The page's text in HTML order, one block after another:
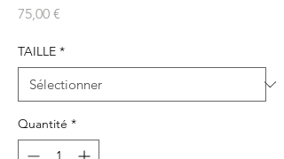
75,00 €
TAILLE *
Quantité *